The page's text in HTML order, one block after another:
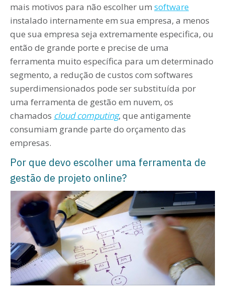
mais motivos para não escolher um software
instalado internamente em sua empresa, a menos
que sua empresa seja extremamente especifica, ou
então de grande porte e precise de uma
ferramenta muito específica para um determinado
segmento, a redução de custos com softwares
superdimensionados pode ser substituída por
uma ferramenta de gestão em nuvem, os
chamados cloud computing, que antigamente
consumiam grande parte do orçamento das
empresas.
Por que devo escolher uma ferramenta de
gestão de projeto online?